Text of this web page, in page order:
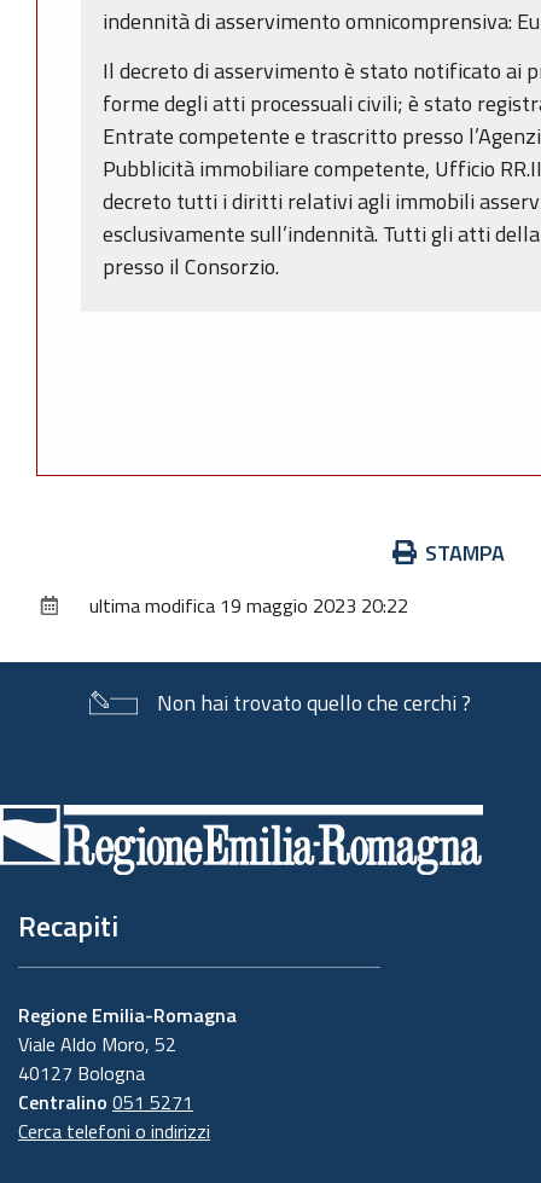
indennità di asservimento omnicomprensiva:
Il decreto di asservimento è stato notificato ai
forme degli atti processuali civili; è stato
Entrate competente e trascritto presso
Pubblicità immobiliare competente, Ufficio
decreto tutti i diritti relativi agli immobili
esclusivamente sull’indennità. Tutti gli atti
presso il Consorzio.
documento
STAMPA
ultima modifica 19 maggio 2023 20:22
Non hai trovato quello che cerchi ?
di
pagina
Recapiti
Regione Emilia-Romagna
Viale Aldo Moro, 52
40127 Bologna
Centralino 051 5271
Cerca telefoni o indirizzi